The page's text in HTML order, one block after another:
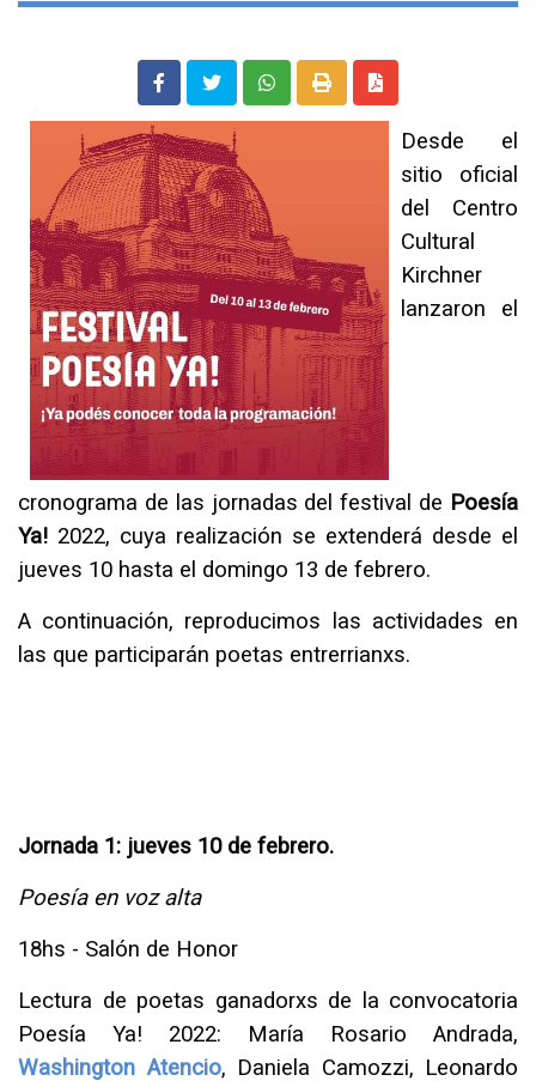
Desde el
sitio oficial
del Centro
Cultural
Kirchner
lanzaron el
cronograma de las jornadas del festival de Poesía
Ya! 2022, cuya realización se extenderá desde el
jueves 10 hasta el domingo 13 de febrero.
A continuación, reproducimos las actividades en
las que participarán poetas entrerrianxs.
Jornada 1: jueves 10 de febrero.
Poesía en voz alta
18hs - Salón de Honor
Lectura de poetas ganadorxs de la convocatoria
Poesía Ya! 2022: María Rosario Andrada,
Washington Atencio, Daniela Camozzi, Leonardo